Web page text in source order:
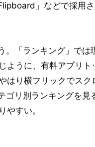
」などで採用
。「ランキング」で
ように、有料アプリ
はり横フリックでス
ゴリ別ランキングを
やすい。